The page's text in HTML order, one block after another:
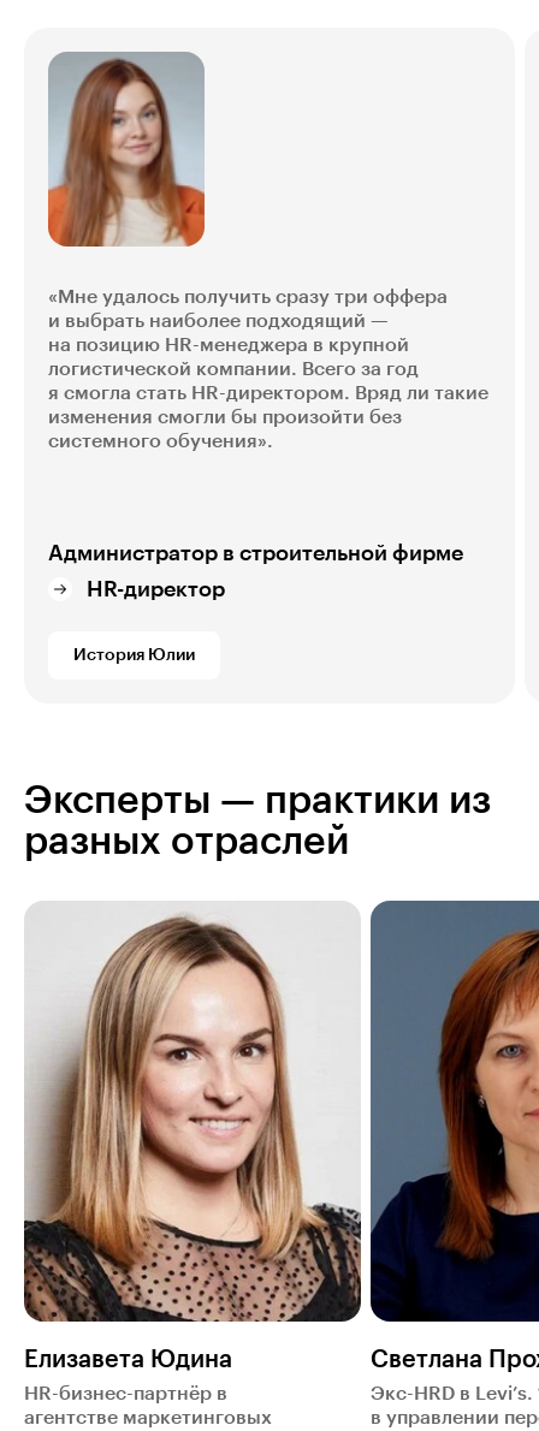
«Мне удалось получить сразу три оффера
и выбрать наиболее подходящий —
на позицию HR-менеджера в крупной
логистической компании. Всего за год
я смогла стать HR-директором. Вряд ли такие
изменения смогли бы произойти без
системного обучения».
Администратор в строительной фирме
HR-директор
История Юлии
Эксперты — практики из
разных отраслей
Елизавета Юдина
HR-бизнес-партнёр в
агентстве маркетинговых
Светлана
Экс-HRD в
в управлении